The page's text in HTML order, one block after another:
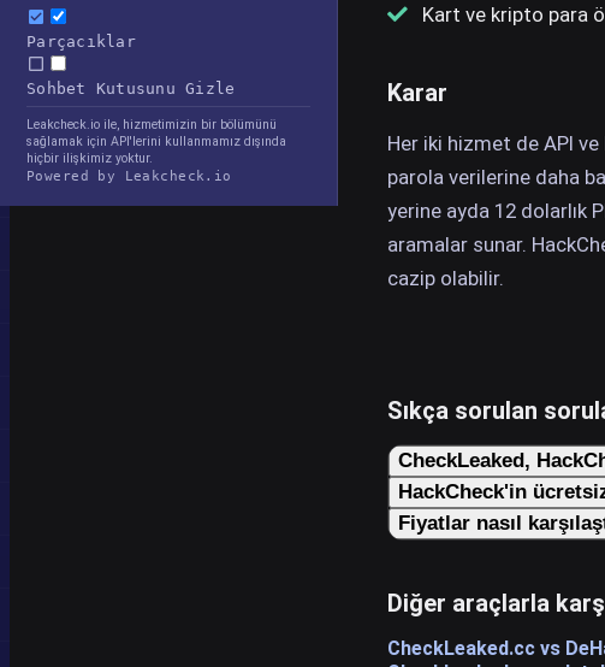
Parçacıklar
Sohbet Kutusunu Gizle
Leakcheck.io ile, hizmetimizin bir bölümünü
sağlamak için API'lerini kullanmamız dışında
hiçbir ilişkimiz yoktur.
Powered by Leakcheck.io
Kart ve kripto para
Karar
Her iki hizmet de API
parola verilerine daha
yerine ayda 12 dolarlık
aramalar sunar.
cazip olabilir.
Sıkça sorulan
CheckLeaked,
HackCheck'in
Fiyatlar nasıl
Diğer araçlarla
CheckLeaked.cc vs